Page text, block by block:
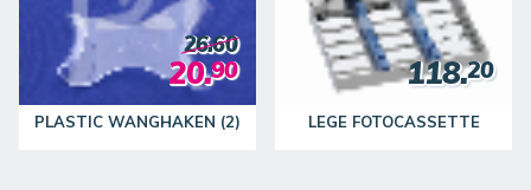
PLASTIC WANGHAKEN (2)
26.60
20.90
LEGE FOTOCASSETTE
118.20